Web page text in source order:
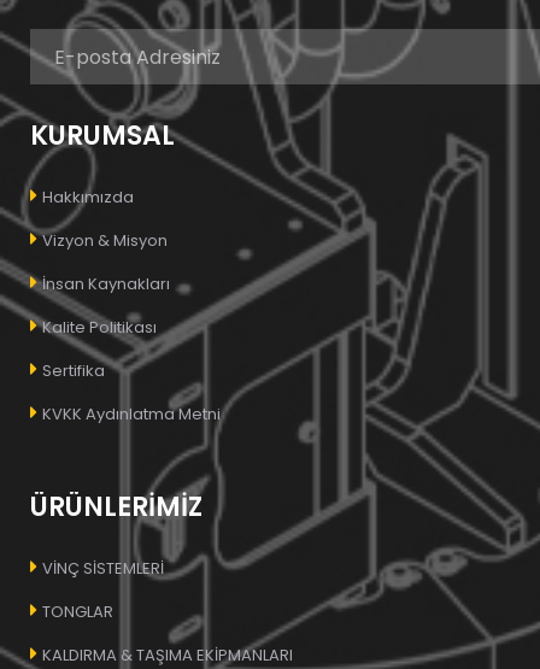
KURUMSAL
Hakkımızda
Vizyon & Misyon
İnsan Kaynakları
Kalite Politikası
Sertifika
KVKK Aydınlatma Metni
ÜRÜNLERİMİZ
VİNÇ SİSTEMLERİ
TONGLAR
KALDIRMA & TAŞIMA EKİPMANLARI